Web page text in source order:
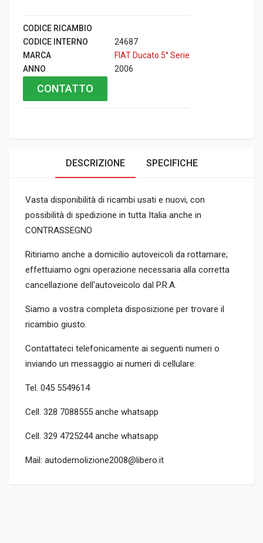
CODICE RICAMBIO
CODICE INTERNO
24687
MARCA
FIAT Ducato 5° Serie
ANNO
2006
CONTATTO
DESCRIZIONE SPECIFICHE
Vasta disponibilità di ricambi usati e nuovi, con
possibilità di spedizione in tutta Italia anche in
CONTRASSEGNO
Ritiriamo anche a domicilio autoveicoli da rottamare;
effettuiamo ogni operazione necessaria alla corretta
cancellazione dell'autoveicolo dal P.R.A.
Siamo a vostra completa disposizione per trovare il
ricambio giusto.
Contattateci telefonicamente ai seguenti numeri o
inviando un messaggio ai numeri di cellulare:
Tel. 045 5549614
Cell. 328 7088555 anche whatsapp
Cell. 329 4725244 anche whatsapp
Mail: autodemolizione2008@libero.it